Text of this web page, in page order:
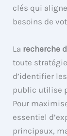
clés qui
besoins de
La recherche
toute
d’identifier
public utilise
Pour
essentiel
principaux,